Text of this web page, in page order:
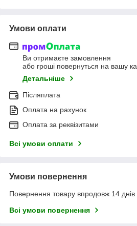
Умови оплати
Ви отримаєте замовлення
або гроші повернуться на вашу
Детальніше
Післяплата
Оплата на рахунок
Оплата за реквізитами
Всі умови оплати
Умови повернення
Повернення товару впродовж 14 днів
Всі умови повернення